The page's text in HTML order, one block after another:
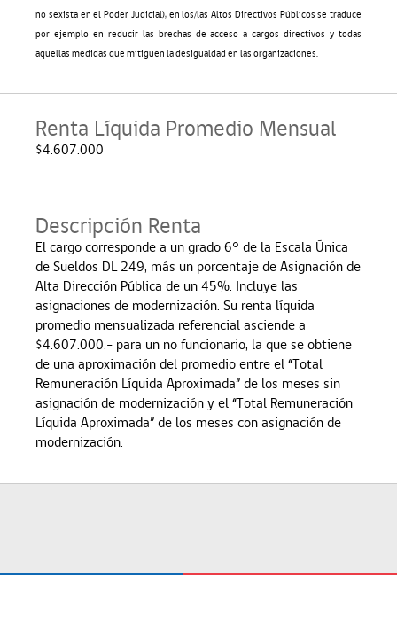
no sexista en el Poder Judicial), en los/las Altos Directivos Públicos se traduce
por ejemplo en reducir las brechas de acceso a cargos directivos y todas
aquellas medidas que mitiguen la desigualdad en las organizaciones.
Renta Líquida Promedio Mensual
$4.607.000
Descripción Renta
El cargo corresponde a un grado 6° de la Escala Única
de Sueldos DL 249, más un porcentaje de Asignación de
Alta Dirección Pública de un 45%. Incluye las
asignaciones de modernización. Su renta líquida
promedio mensualizada referencial asciende a
$4.607.000.- para un no funcionario, la que se obtiene
de una aproximación del promedio entre el “Total
Remuneración Líquida Aproximada” de los meses sin
asignación de modernización y el “Total Remuneración
Líquida Aproximada” de los meses con asignación de
modernización.